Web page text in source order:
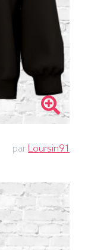
par Loursin91